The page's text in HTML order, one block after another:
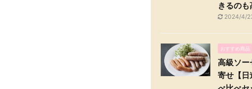
きるのも
2024/4/
おすすめ商品
高級ソー
寄せ【